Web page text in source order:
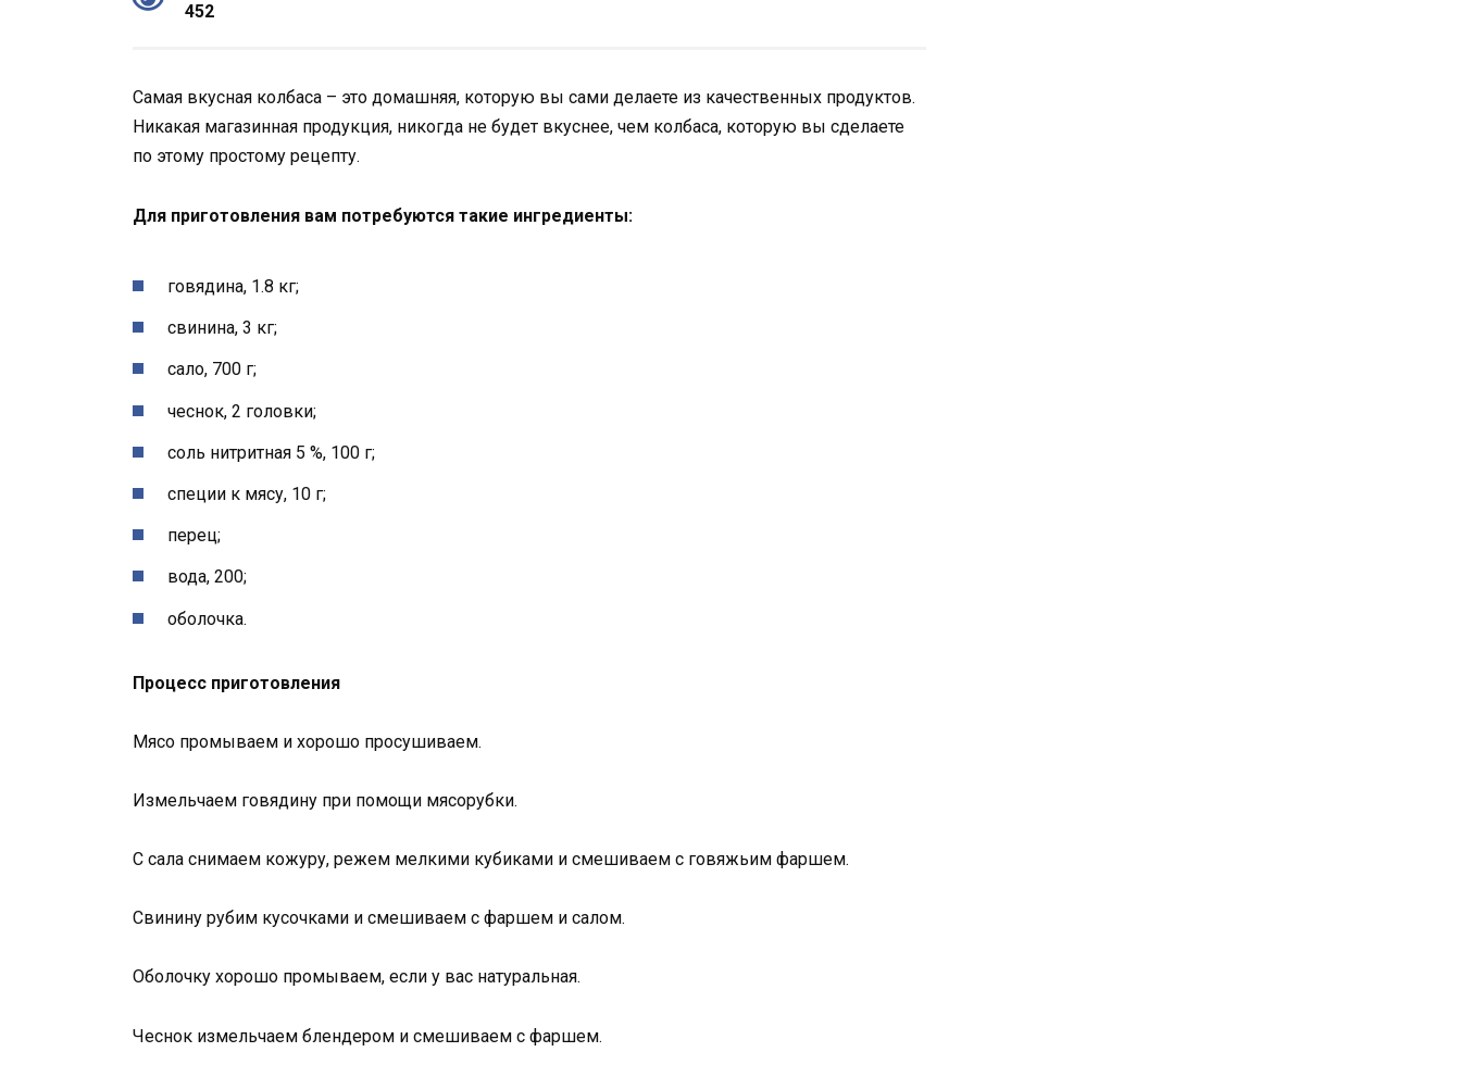
452
Самая вкусная колбаса – это домашняя, которую вы сами делаете из качественных продуктов.
Никакая магазинная продукция, никогда не будет вкуснее, чем колбаса, которую вы сделаете
по этому простому рецепту.
Для приготовления вам потребуются такие ингредиенты:
говядина, 1.8 кг;
свинина, 3 кг;
сало, 700 г;
чеснок, 2 головки;
соль нитритная 5 %, 100 г;
специи к мясу, 10 г;
перец;
вода, 200;
оболочка.
Процесс приготовления
Мясо промываем и хорошо просушиваем.
Измельчаем говядину при помощи мясорубки.
С сала снимаем кожуру, режем мелкими кубиками и смешиваем с говяжьим фаршем.
Свинину рубим кусочками и смешиваем с фаршем и салом.
Оболочку хорошо промываем, если у вас натуральная.
Чеснок измельчаем блендером и смешиваем с фаршем.